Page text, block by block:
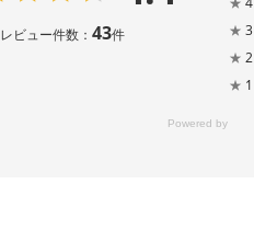
レビュー件数： 43件 ★ 3
★ 2
★ 1